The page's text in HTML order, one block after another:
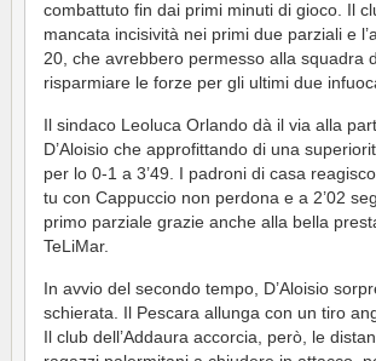
combattuto fin dai primi minuti di gioco. Il
mancata incisività nei primi due parziali e
20, che avrebbero permesso alla squadra
risparmiare le forze per gli ultimi due
Il sindaco Leoluca Orlando dà il via alla
D’Aloisio che approfittando di una
per lo 0-1 a 3’49. I padroni di casa
tu con Cappuccio non perdona e a 2’02
primo parziale grazie anche alla bella
TeLiMar.
In avvio del secondo tempo, D’Aloisio
schierata. Il Pescara allunga con un tiro
Il club dell’Addaura accorcia, però, le